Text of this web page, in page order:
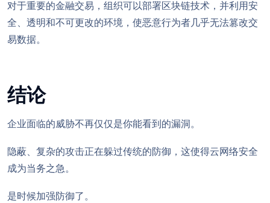
对于重要的金融交易，组织可以部署区块链技术，并利用安
全、透明和不可更改的环境，使恶意行为者几乎无法篡改交
易数据。
结论
企业面临的威胁不再仅仅是你能看到的漏洞。
隐蔽、复杂的攻击正在躲过传统的防御，这使得云网络安全
成为当务之急。
是时候加强防御了。